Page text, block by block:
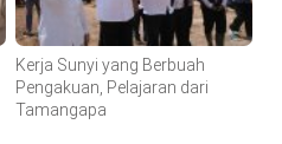
Kerja Sunyi yang Berbuah
Pengakuan, Pelajaran dari
Tamangapa